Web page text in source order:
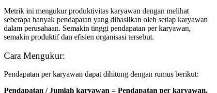
Metrik ini mengukur produktivitas karyawan dengan melihat
seberapa banyak pendapatan yang dihasilkan oleh setiap karyawan
dalam perusahaan. Semakin tinggi pendapatan per karyawan,
semakin produktif dan efisien organisasi tersebut.
Cara Mengukur:
Pendapatan per karyawan dapat dihitung dengan rumus berikut:
Pendapatan / Jumlah karyawan = Pendapatan per karyawan.